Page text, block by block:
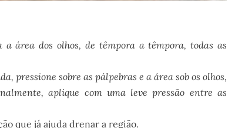
a área dos olhos, de têmpora a têmpora, todas as
pressione sobre as pálpebras e a área sob os olhos,
aplique com uma leve pressão entre as
que já ajuda drenar a região.